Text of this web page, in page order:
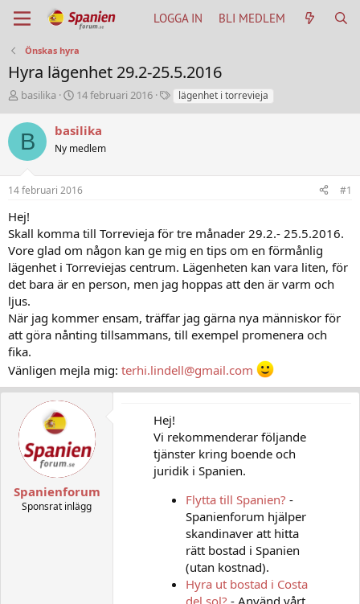
LOGGA IN BLI MEDLEM
Önskas hyra
Hyra lägenhet 29.2-25.5.2016
T
r
e
a
t
a
r
t
e
r
basilika
S
a
r
t
a
t
14 februari 2016
T lägenhet i torrevieja
B basilika
Ny medlem
14 februari 2016 #1
Hej!
Skall komma till Torrevieja för tre månader 29.2.- 25.5.2016.
Vore glad om någon kan ge mig en tips om en förmånlig
lägenhet i Torreviejas centrum. Lägenheten kan vara liten, för
det bara är en person, men jag hoppas att den är varm och
ljus.
När jag kommer ensam, träffar jag gärna nya människor för
att göra nånting tillsammans, till exempel promenera och
fika.
Vänligen mejla mig: terhi.lindell@gmail.com
Spanienforum
Sponsrat inlägg
Hej!
Vi rekommenderar följande
tjänster kring boende och
juridik i Spanien.
Flytta till Spanien? -
Spanienforum hjälper
skandinaver att hitta
rätt bostad i Spanien
(utan kostnad).
Hyra ut bostad i Costa
del sol? - Använd vårt